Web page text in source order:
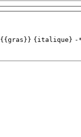
{{gras}} {italique} -